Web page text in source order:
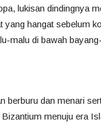
lukisan dindingnya
hangat sebelum
malu di bawah
berburu dan menari
menuju era